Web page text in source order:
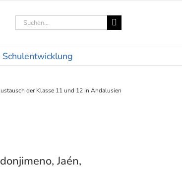
Suche
Schulentwicklung
der Klasse 11 und 12 in Andalusien
Jaén,